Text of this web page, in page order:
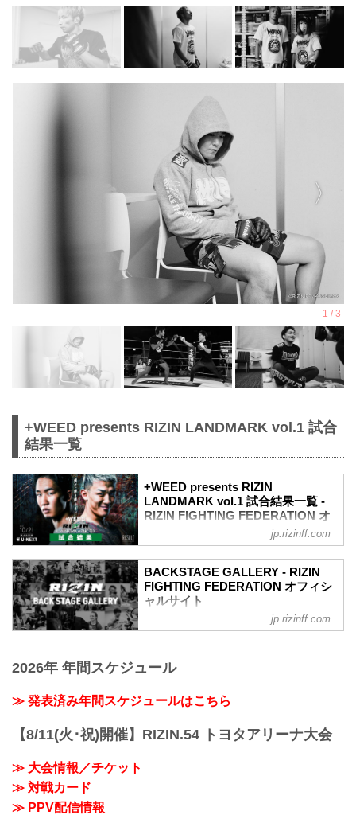
+WEED presents RIZIN LANDMARK vol.1 試合
結果一覧
+WEED presents RIZIN
LANDMARK vol.1 試合結果一覧 -
RIZIN FIGHTING FEDERATION オ
来 vs. 萩原京平
RIZIN MMAルール：5分 3R（68.0kg）
（WIN）朝倉未来 vs. 萩原京平（LOSE）
RIZIN MMAルール：5分 3R（71.0kg）
1R 1分42秒 TKO（レフェリーストップ：
≫ 試合結果詳細
jp.rizinff.com
BACKSTAGE GALLERY - RIZIN
FIGHTING FEDERATION オフィシ
ャルサイト
BACKSTAGE GALLERY の記事一覧 - 格
イジン ファイティング フェデレーショ
いきます。
jp.rizinff.com
2026年 年間スケジュール
≫ 発表済み年間スケジュールはこちら
【8/11(火･祝)開催】RIZIN.54 トヨタアリーナ大会
≫ 大会情報／チケット
≫ 対戦カード
≫ PPV配信情報